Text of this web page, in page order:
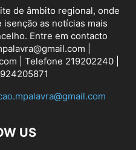
de âmbito regional, onde
as notícias mais
Entre em contacto
|
| Telefone 219202240 |
US